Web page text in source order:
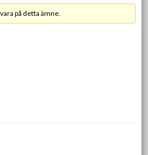
på detta ämne.